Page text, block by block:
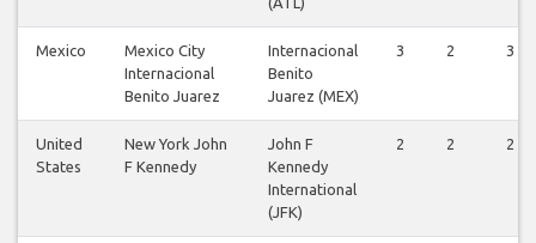
Mexico
Mexico City
Internacional
Benito Juarez
Internacional
Benito
Juarez (MEX)
3 2 3
United
States
New York John
F Kennedy
John F
Kennedy
International
(JFK)
2 2 2